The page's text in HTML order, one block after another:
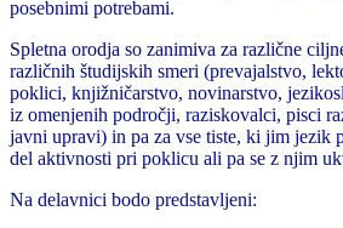
posebnimi potrebami.
Spletna orodja so zanimiva za različne
različnih študijskih smeri (prevajalstvo,
poklici, knjižničarstvo, novinarstvo,
iz omenjenih področji, raziskovalci, pisci
javni upravi) in pa za vse tiste, ki jim jezik
del aktivnosti pri poklicu ali pa se z njim
Na delavnici bodo predstavljeni: